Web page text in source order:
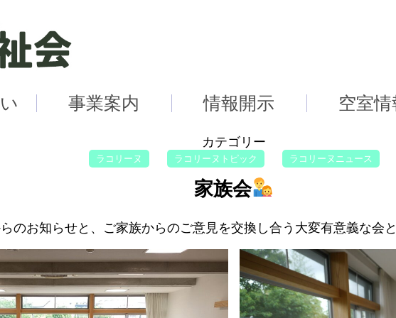
事業案内 情報開示 空室情
カテゴリー
ラコリーヌ ラコリーヌトピック ラコリーヌニュース
家族会
のお知らせと、ご家族からのご意見を交換し合う大変有意義な会